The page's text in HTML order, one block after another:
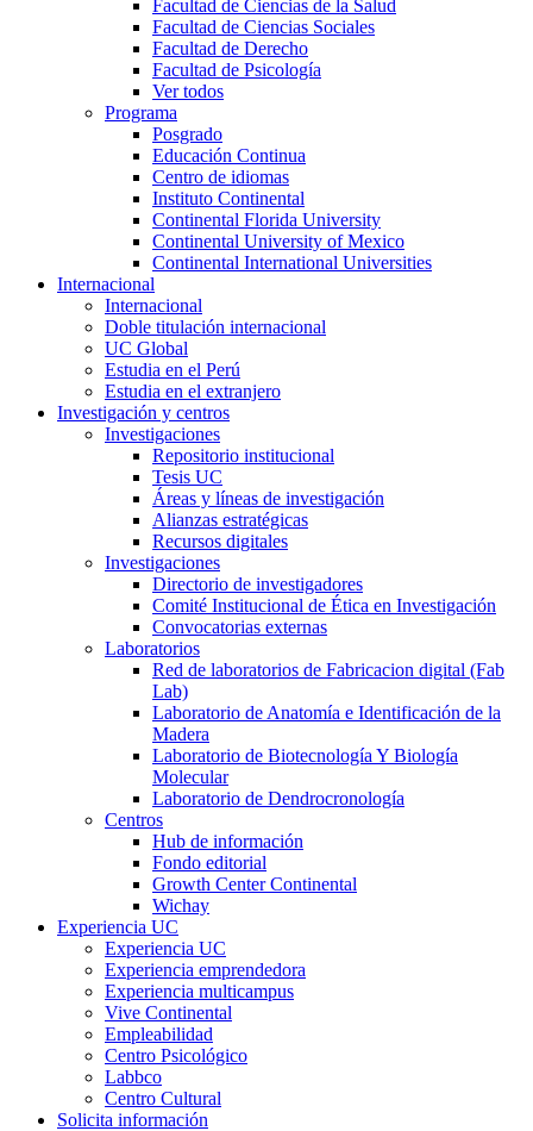
Facultad de Ciencias de la Salud
Facultad de Ciencias Sociales
Facultad de Derecho
Facultad de Psicología
Ver todos
Programa
Posgrado
Educación Continua
Centro de idiomas
Instituto Continental
Continental Florida University
Continental University of Mexico
Continental International Universities
Internacional
Internacional
Doble titulación internacional
UC Global
Estudia en el Perú
Estudia en el extranjero
Investigación y centros
Investigaciones
Repositorio institucional
Tesis UC
Áreas y líneas de investigación
Alianzas estratégicas
Recursos digitales
Investigaciones
Directorio de investigadores
Comité Institucional de Ética en Investigación
Convocatorias externas
Laboratorios
Red de laboratorios de Fabricacion digital (Fab
Lab)
Laboratorio de Anatomía e Identificación de la
Madera
Laboratorio de Biotecnología Y Biología
Molecular
Laboratorio de Dendrocronología
Centros
Hub de información
Fondo editorial
Growth Center Continental
Wichay
Experiencia UC
Experiencia UC
Experiencia emprendedora
Experiencia multicampus
Vive Continental
Empleabilidad
Centro Psicológico
Labbco
Centro Cultural
Solicita información